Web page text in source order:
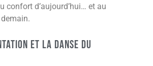
confort d’aujourd’hui… et au
et la danse du